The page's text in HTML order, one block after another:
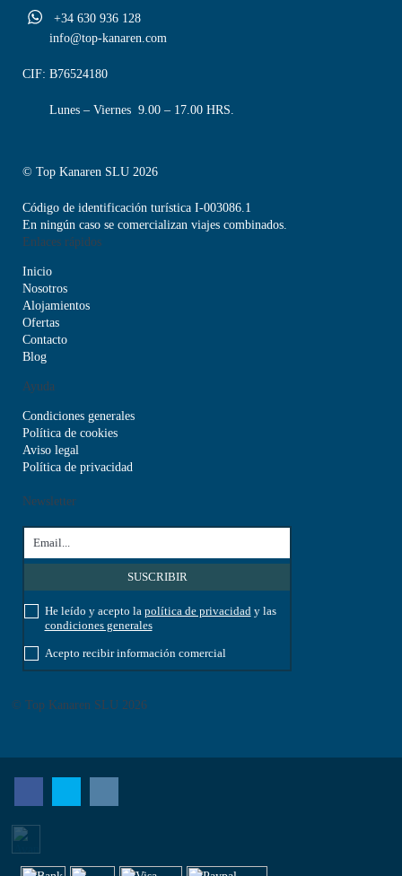
+34 630 936 128
info@top-kanaren.com
CIF: B76524180
Lunes – Viernes 9.00 – 17.00 HRS.
© Top Kanaren SLU 2026
Código de identificación turística I-003086.1
En ningún caso se comercializan viajes combinados.
Enlaces rápidos
Inicio
Nosotros
Alojamientos
Ofertas
Contacto
Blog
Ayuda
Condiciones generales
Política de cookies
Aviso legal
Política de privacidad
Newsletter
He leído y acepto la política de privacidady las
condiciones generales
Acepto recibir información comercial
© Top Kanaren SLU 2026